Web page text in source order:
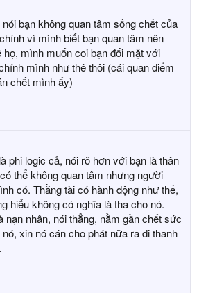
bạn không quan tâm sống chết của
vì mình biết bạn quan tâm nên
mình muốn coi bạn đối mặt với
mình như thê thôi (cái quan điểm
chết mình ấy)
phi logic cả, nói rõ hơn với bạn là thân
thể không quan tâm nhưng người
có. Thằng tài có hành động như thế,
hiểu không có nghĩa là tha cho nó.
nạn nhân, nói thẳng, nằm gần chết sức
xin nó cán cho phát nữa ra đi thanh